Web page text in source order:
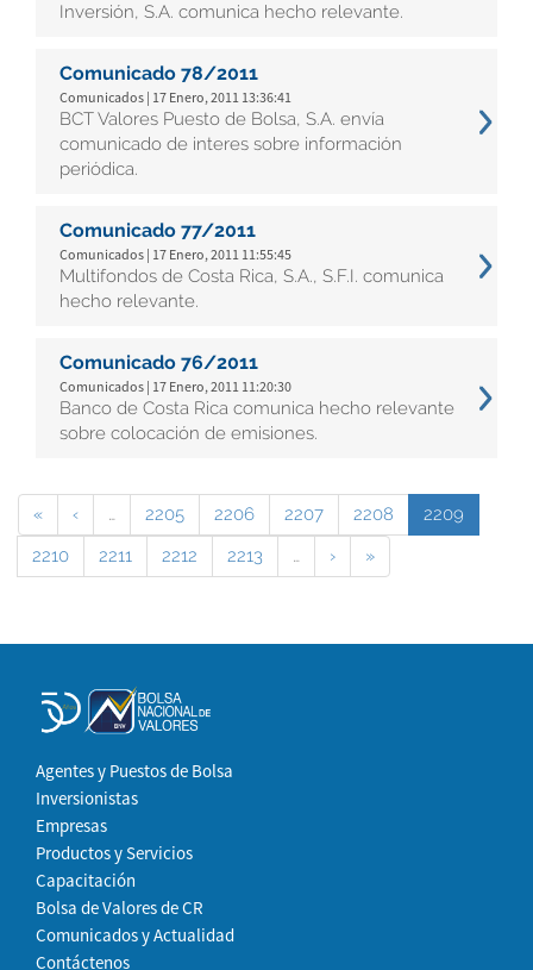
Inversión, S.A. comunica hecho relevante.
Comunicado 78/2011
Comunicados | 17 Enero, 2011 13:36:41
BCT Valores Puesto de Bolsa, S.A. envía
comunicado de interes sobre información
periódica.
Comunicado 77/2011
Comunicados | 17 Enero, 2011 11:55:45
Multifondos de Costa Rica, S.A., S.F.I. comunica
hecho relevante.
Comunicado 76/2011
Comunicados | 17 Enero, 2011 11:20:30
Banco de Costa Rica comunica hecho relevante
sobre colocación de emisiones.
« ‹ … 2205 2206 2207 2208
2209
2210
2211 2212 2213 … › »
Agentes y Puestos de Bolsa
Inversionistas
Empresas
Productos y Servicios
Capacitación
Bolsa de Valores de CR
Comunicados y Actualidad
Contáctenos